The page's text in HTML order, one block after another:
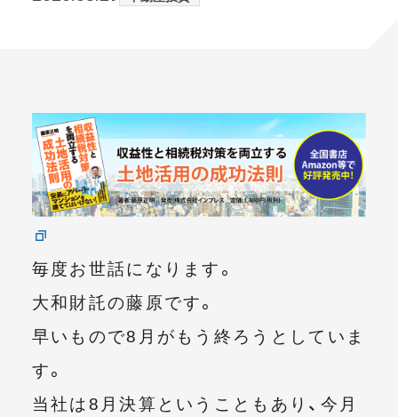
代表メッセージ
まずは無料で相談
メールマガジン
毎度お世話になります。
大和財託の藤原です。
早いもので8月がもう終ろうとしていま
す。
当社は8月決算ということもあり、今月